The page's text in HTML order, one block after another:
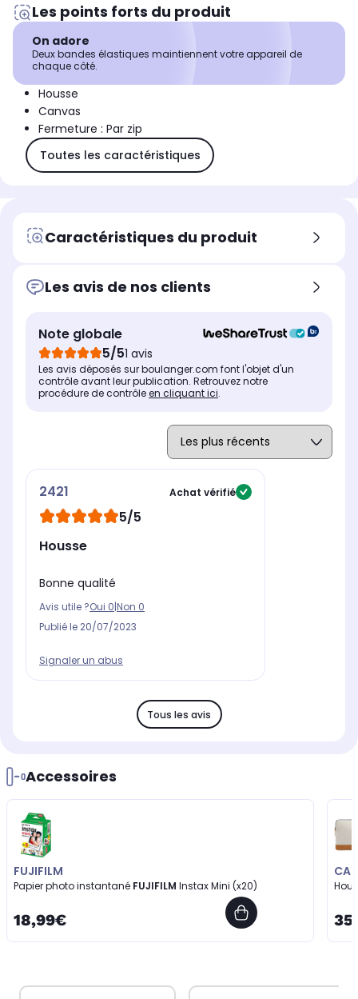
Les points forts du produit
On adore
Deux bandes élastiques maintiennent votre appareil de
chaque côté.
Housse
Canvas
Fermeture : Par zip
Toutes les caractéristiques
Caractéristiques du produit
Les avis de nos clients
Note globale
5/51 avis
Les avis déposés sur boulanger.com font l'objet d'un
contrôle avant leur publication. Retrouvez notre
procédure de contrôleen cliquant ici.
2421 Achat vérifié
5/5
Housse
Bonne qualité
Avis utile ?Oui 0 Non 0
Publié le 20/07/2023
Signaler un abus
Tous les avis
Accessoires
FUJIFILM
Papier photo instantané FUJIFILM Instax Mini (x20)
18,99€